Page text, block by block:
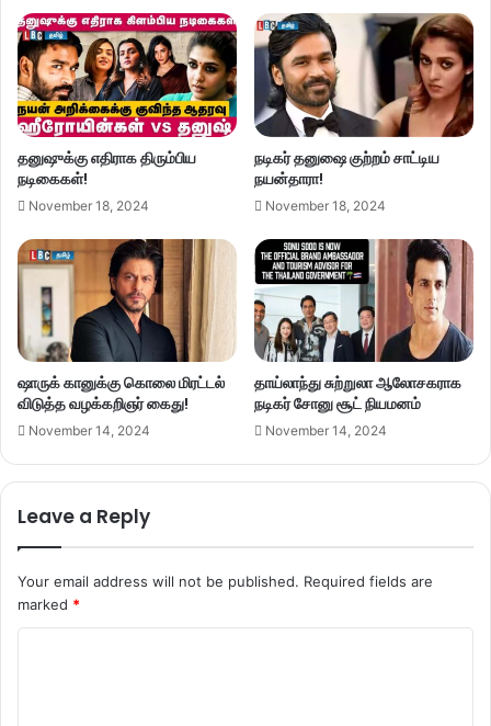
தனுஷுக்கு எதிராக திரும்பிய
நடிகைகள்!
November 18, 2024
நடிகர் தனுஷை குற்றம் சாட்டிய
நயன்தாரா!
November 18, 2024
ஷாருக் கானுக்கு கொலை மிரட்டல்
விடுத்த வழக்கறிஞர் கைது!
November 14, 2024
தாய்லாந்து சுற்றுலா ஆலோசகராக
நடிகர் சோனு சூட் நியமனம்
November 14, 2024
Leave a Reply
Your email address will not be published. Required fields are
marked *